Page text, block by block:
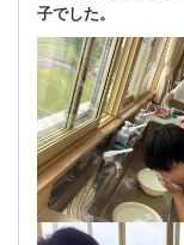
子でした。